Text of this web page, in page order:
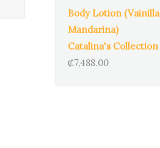
Body Lotion (Vainilla
Mandarina)
Catalina's Collection
₡7,488.00